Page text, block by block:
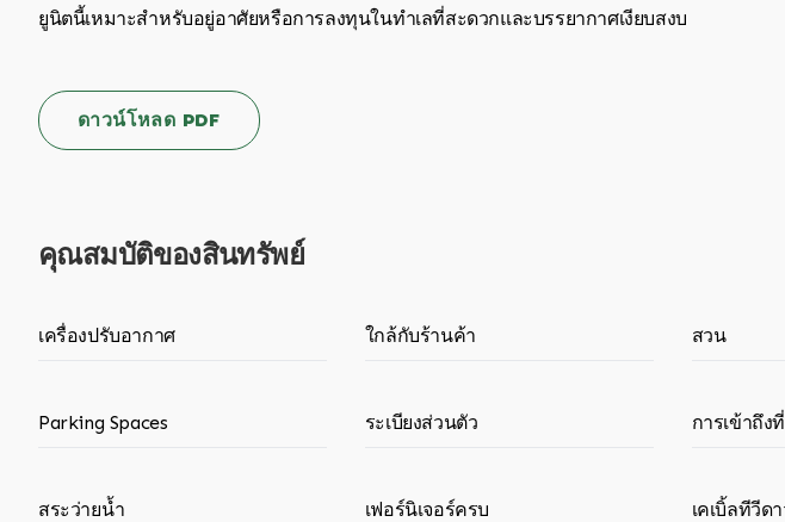
ยูนิตนี้เหมาะสำหรับอยู่อาศัยหรือการลงทุนในทำเลที่สะดวกและบรรยากาศเงียบสงบ
ดาวน์โหลด PDF
คุณสมบัติของสินทรัพย์
เครื่องปรับอากาศ ใกล้กับร้านค้า สวน
Parking Spaces ระเบียงส่วนตัว การเข้าถึง
สระว่ายน้ำ เฟอร์นิเจอร์ครบ เคเบิ้ลทีวีด